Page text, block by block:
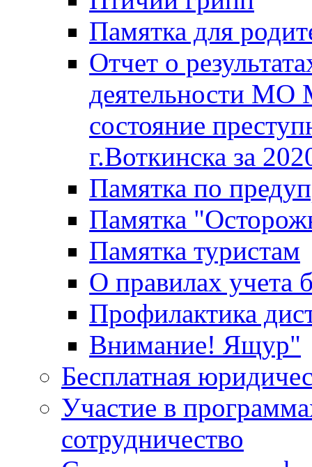
Памятка для
Отчет о
деятельности МО
состояние
г.Воткинска за
Памятка по
Памятка
Памятка туристам
О правилах учета
Профилактика
Внимание! Ящур"
Бесплатная
Участие в
сотрудничество